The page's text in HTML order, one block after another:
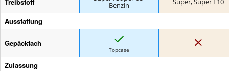
Benzin
Super, Super E10
Ausstattung
Gepäckfach
Topcase
Zulassung